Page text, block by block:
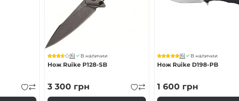
(6) В наличии
Нож Ruike P128-SB
3 300 грн
(6) В наличии
Нож Ruike D198-PB
1 600 грн